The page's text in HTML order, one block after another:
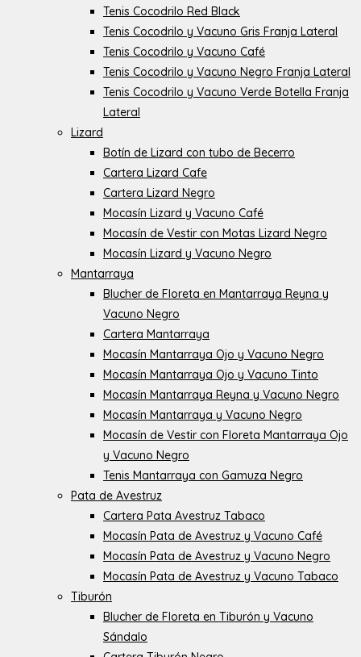
Tenis Cocodrilo Red Black
Tenis Cocodrilo y Vacuno Gris Franja Lateral
Tenis Cocodrilo y Vacuno Café
Tenis Cocodrilo y Vacuno Negro Franja Lateral
Tenis Cocodrilo y Vacuno Verde Botella Franja
Lateral
Lizard
Botín de Lizard con tubo de Becerro
Cartera Lizard Cafe
Cartera Lizard Negro
Mocasín Lizard y Vacuno Café
Mocasín de Vestir con Motas Lizard Negro
Mocasín Lizard y Vacuno Negro
Mantarraya
Blucher de Floreta en Mantarraya Reyna y
Vacuno Negro
Cartera Mantarraya
Mocasín Mantarraya Ojo y Vacuno Negro
Mocasín Mantarraya Ojo y Vacuno Tinto
Mocasín Mantarraya Reyna y Vacuno Negro
Mocasín Mantarraya y Vacuno Negro
Mocasín de Vestir con Floreta Mantarraya Ojo
y Vacuno Negro
Tenis Mantarraya con Gamuza Negro
Pata de Avestruz
Cartera Pata Avestruz Tabaco
Mocasín Pata de Avestruz y Vacuno Café
Mocasín Pata de Avestruz y Vacuno Negro
Mocasín Pata de Avestruz y Vacuno Tabaco
Tiburón
Blucher de Floreta en Tiburón y Vacuno
Sándalo